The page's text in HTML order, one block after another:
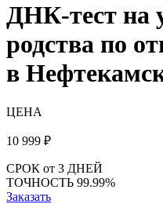
ДНК-тест на
родства по
в
ЦЕНА
10 999 ₽
СРОК от 3 ДНЕЙ
ТОЧНОСТЬ 99.99%
Заказать